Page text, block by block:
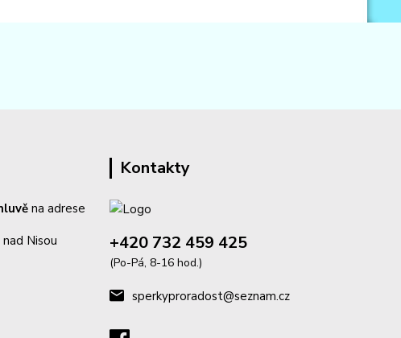
na adrese
Nisou
Kontakty
+420 732 459 425
(Po-Pá, 8-16 hod.)
sperkyproradost@seznam.cz